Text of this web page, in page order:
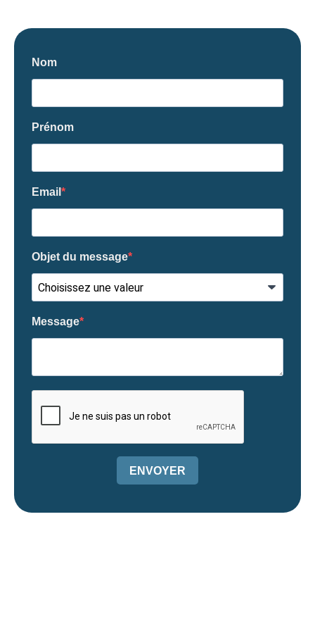
Nom
Prénom
Email
Objet du message
Message
ENVOYER